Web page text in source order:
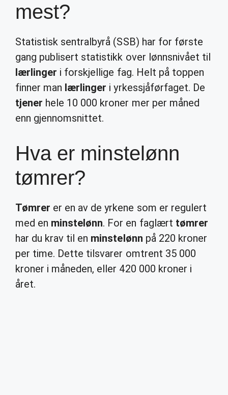
mest?
Statistisk sentralbyrå (SSB) har for første
gang publisert statistikk over lønnsnivået til
lærlinger i forskjellige fag. Helt på toppen
finner man lærlinger i yrkessjåførfaget. De
tjener hele 10 000 kroner mer per måned
enn gjennomsnittet.
Hva er minstelønn
tømrer?
Tømrer er en av de yrkene som er regulert
med en minstelønn. For en faglært tømrer
har du krav til en minstelønn på 220 kroner
per time. Dette tilsvarer omtrent 35 000
kroner i måneden, eller 420 000 kroner i
året.